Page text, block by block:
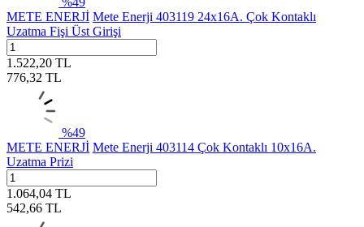
METE ENERJİ Mete Enerji 403119 24x16A. Çok Kontaklı
Uzatma Fişi Üst Girişi
1.522,20 TL
776,32 TL
%49
METE ENERJİ Mete Enerji 403114 Çok Kontaklı 10x16A.
Uzatma Prizi
1.064,04 TL
542,66 TL